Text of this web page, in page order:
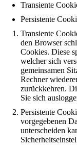
Transiente
Persistente
Transiente
den Browser
Cookies. Diese
welcher sich
gemeinsamen
Rechner
zurückkehren.
Sie sich
Persistente
vorgegebenen
unterscheiden